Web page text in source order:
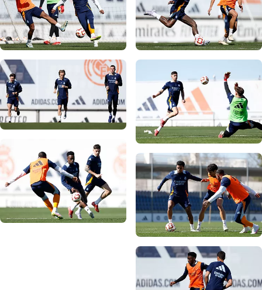
صورة: Real Madrid
صورة: Real Madrid
صورة: Real Madrid
صورة: Real Madrid